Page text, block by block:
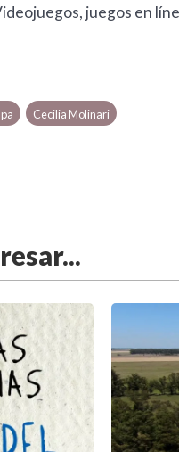
juegos en
Cecilia Molinari